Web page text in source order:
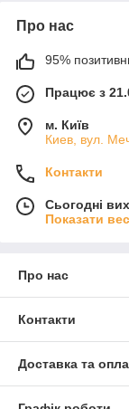
Про нас
95%
Працює з
м. Київ
Киев, вул.
Контакти
Сьогодні
Показати
Про нас
Контакти
Доставка та